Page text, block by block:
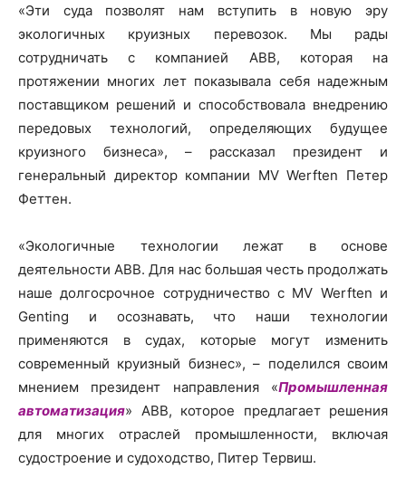
«Эти суда позволят нам вступить в новую эру
экологичных круизных перевозок. Мы рады
сотрудничать с компанией ABB, которая на
протяжении многих лет показывала себя надежным
поставщиком решений и способствовала внедрению
передовых технологий, определяющих будущее
круизного бизнеса», – рассказал президент и
генеральный директор компании MV Werften Петер
Феттен.
«Экологичные технологии лежат в основе
деятельности ABB. Для нас большая честь продолжать
наше долгосрочное сотрудничество с MV Werften и
Genting и осознавать, что наши технологии
применяются в судах, которые могут изменить
современный круизный бизнес», – поделился своим
мнением президент направления «Промышленная
автоматизация» ABB, которое предлагает решения
для многих отраслей промышленности, включая
судостроение и судоходство, Питер Тервиш.